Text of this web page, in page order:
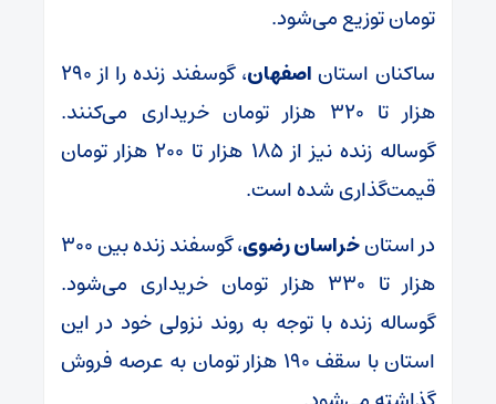
تومان توزیع می‌شود.
ساکنان استاناصفهان
، گوسفند زنده را از ۲۹۰
هزار تا ۳۲۰ هزار تومان خریداری می‌کنند.
گوساله زنده نیز از ۱۸۵ هزار تا ۲۰۰ هزار تومان
قیمت‌گذاری شده است.
در استانخراسان رضوی
، گوسفند زنده بین ۳۰۰
هزار تا ۳۳۰ هزار تومان خریداری می‌شود.
گوساله زنده با توجه به روند نزولی خود در این
استان با سقف ۱۹۰ هزار تومان به عرصه فروش